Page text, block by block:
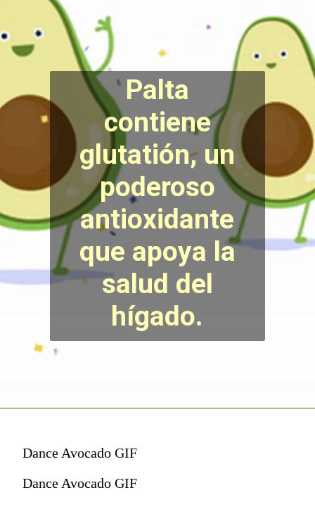
Palta
contiene
glutatión, un
poderoso
antioxidante
que apoya la
salud del
hígado.
Dance Avocado GIF
Dance Avocado GIF